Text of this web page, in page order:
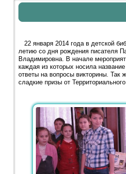
22 января 2014 года в детской
летию со дня рождения писателя
Владимировна. В начале
каждая из которых носила
ответы на вопросы викторины. Так
сладкие призы от